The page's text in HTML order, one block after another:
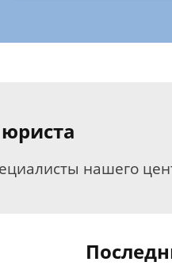
нашего